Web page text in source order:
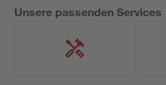
Unsere passenden Services